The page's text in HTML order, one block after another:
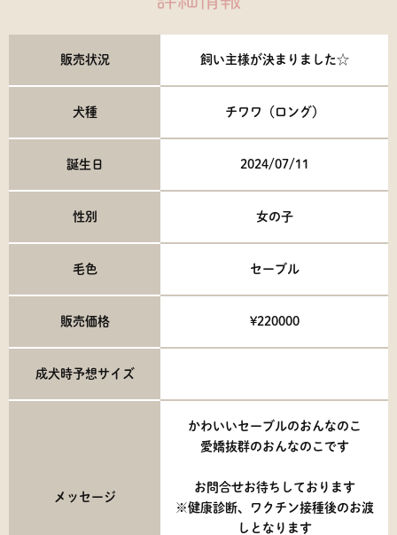
販売状況 飼い主様が決まりました☆
犬種 チワワ（ロング）
誕生日 2024/07/11
性別 女の子
毛色 セーブル
販売価格 ¥220000
成犬時予想サイズ
メッセージ
かわいいセーブルのおんなのこ
愛嬌抜群のおんなのこです
お問合せお待ちしております
※健康診断、ワクチン接種後のお渡
しとなります